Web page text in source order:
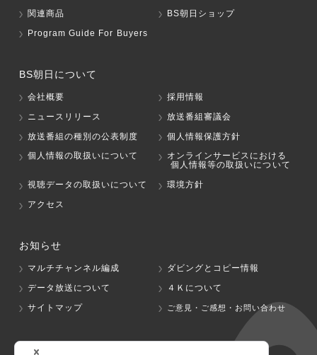
関連商品
BS朝日ショップ
Program Guide For Buyers
BS朝日について
会社概要
採用情報
ニュースリリース
放送番組審議会
放送番組の種別の公表制度
個人情報保護方針
個人情報の取扱いについて
オンラインサービスにおける
個人情報等の取扱いについて
視聴データの取扱いについて
環境方針
アクセス
お知らせ
マルチチャンネル編成
ダビングとコピー情報
データ放送について
４Ｋについて
サイトマップ
ご意見・ご感想・お問い合わせ
グループ会社